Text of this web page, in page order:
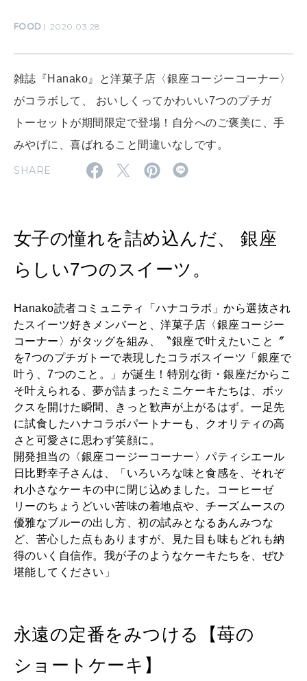
特集
2026年9月号「北海道 おいしく遊ぶ、夏のご褒美旅。」
2026年8月号『お茶の時間です。』
2026年7月号「鎌倉 ローカルが 教えてくれた 本当の歩き方。」
2026年5月号「“大好き”に出会いに。韓国」
2026年4月号「未来をつくる、学びの教科書。」
2026年3月号「スイーツ予想図 2026」
2026年2月号「良運を掴む 新・開運術。」
2026年1月号「猫がいれば、幸せ」
2025年12月号「お酒の新常識。」
MAGAZINE
FOLLOW US!
FOOD 2020.03.28
雑誌『Hanako』と洋菓子店〈銀座コージーコーナー〉
がコラボして、 おいしくってかわいい7つのプチガ
トーセットが期間限定で登場！自分へのご褒美に、手
みやげに、喜ばれること間違いなしです。
SHARE
女子の憧れを詰め込んだ、 銀座
らしい7つのスイーツ。
Hanako読者コミュニティ「ハナコラボ」から選抜され
たスイーツ好きメンバーと、洋菓子店〈銀座コージー
コーナー〉がタッグを組み、〝銀座で叶えたいこと〞
を7つのプチガトーで表現したコラボスイーツ「銀座で
叶う、7つのこと。」が誕生！特別な街・銀座だからこ
そ叶えられる、夢が詰まったミニケーキたちは、ボッ
クスを開けた瞬間、きっと歓声が上がるはず。一足先
に試食したハナコラボパートナーも、クオリティの高
さと可愛さに思わず笑顔に。
開発担当の〈銀座コージーコーナー〉パティシエール
日比野幸子さんは、「いろいろな味と食感を、それぞ
れ小さなケーキの中に閉じ込めました。コーヒーゼ
リーのちょうどいい苦味の着地点や、チーズムースの
優雅なブルーの出し方、初の試みとなるあんみつな
ど、苦心した点もありますが、見た目も味もどれも納
得のいく自信作。我が子のようなケーキたちを、ぜひ
堪能してください」
永遠の定番をみつける【苺の
ショートケーキ】